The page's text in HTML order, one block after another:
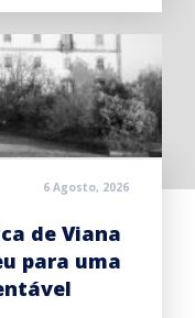
6 Agosto, 2026
de Viana
para uma